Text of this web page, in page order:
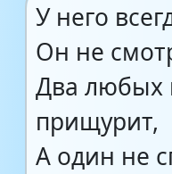
У него
Он не
Два любых
прищурит,
А один не